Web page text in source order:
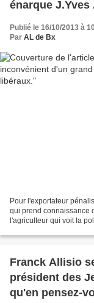
énarque
Publié le 16/10/2013 à
Par AL de Bx
Pour l'exportateur
qui prend connaissance
l'agriculteur qui voit la
Franck Allisio
président des
qu'en pensez-